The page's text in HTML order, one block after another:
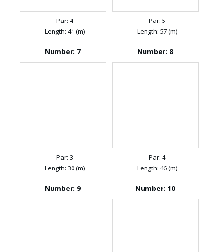
Par: 4
Length: 41 (m)
Par: 5
Length: 57 (m)
Number: 7
Par: 3
Length: 30 (m)
Number: 8
Par: 4
Length: 46 (m)
Number: 9 Number: 10